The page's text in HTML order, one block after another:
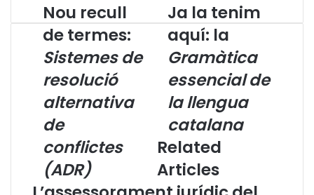
N
o
u
r
e
c
u
l
e
t
e
Nou recull
de termes:
Sistemes de
resolució
alternativa
de
conflictes
(ADR)
a
l
a
e
n
i
m
q
u
í
Ja la tenim
aquí: la
Gramàtica
essencial de
la llengua
catalana
Related
Articles